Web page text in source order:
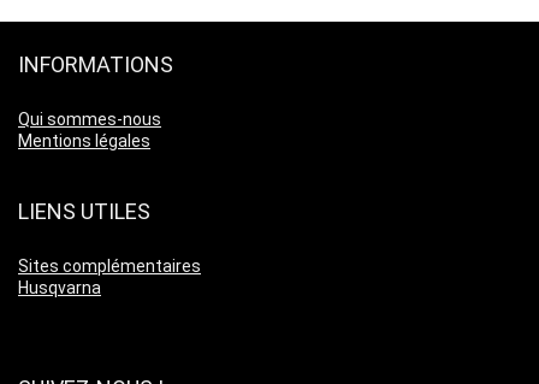
INFORMATIONS
Qui sommes-nous
Mentions légales
LIENS UTILES
Sites complémentaires
Husqvarna